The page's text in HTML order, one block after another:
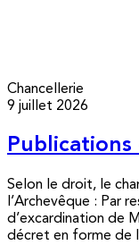
Chancellerie
9 juillet 2026
Selon le droit, le
l’Archevêque : Par
d’excardination de
décret en forme de